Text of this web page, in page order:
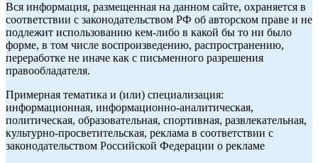
Вся информация, размещенная на данном сайте, охраняется в
соответствии с законодательством РФ об авторском праве и не
подлежит использованию кем-либо в какой бы то ни было
форме, в том числе воспроизведению, распространению,
переработке не иначе как с письменного разрешения
правообладателя.
Примерная тематика и (или) специализация:
информационная, информационно-аналитическая,
политическая, образовательная, спортивная, развлекательная,
культурно-просветительская, реклама в соответствии с
законодательством Российской Федерации о рекламе